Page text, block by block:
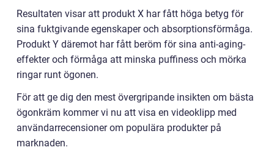
Resultaten visar att produkt X har fått höga betyg för
sina fuktgivande egenskaper och absorptionsförmåga.
Produkt Y däremot har fått beröm för sina anti-aging-
effekter och förmåga att minska puffiness och mörka
ringar runt ögonen.
För att ge dig den mest övergripande insikten om bästa
ögonkräm kommer vi nu att visa en videoklipp med
användarrecensioner om populära produkter på
marknaden.